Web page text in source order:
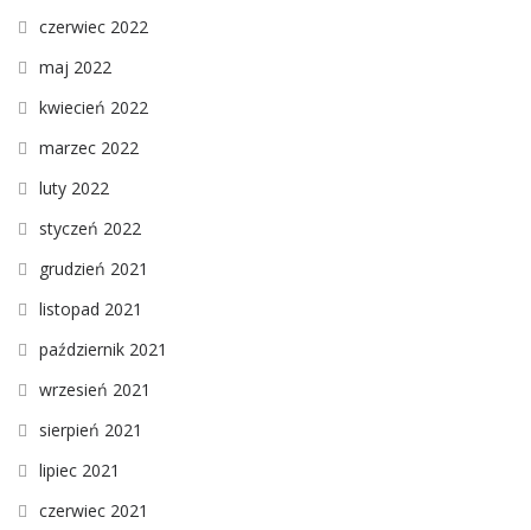
czerwiec 2022
maj 2022
kwiecień 2022
marzec 2022
luty 2022
styczeń 2022
grudzień 2021
listopad 2021
październik 2021
wrzesień 2021
sierpień 2021
lipiec 2021
czerwiec 2021